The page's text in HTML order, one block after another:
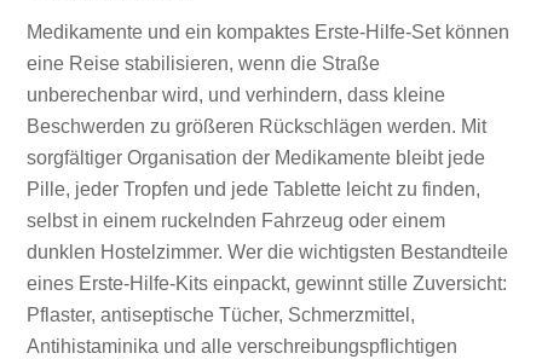
Medikamente und ein kompaktes Erste-Hilfe-Set können
eine Reise stabilisieren, wenn die Straße
unberechenbar wird, und verhindern, dass kleine
Beschwerden zu größeren Rückschlägen werden. Mit
sorgfältiger Organisation der Medikamente bleibt jede
Pille, jeder Tropfen und jede Tablette leicht zu finden,
selbst in einem ruckelnden Fahrzeug oder einem
dunklen Hostelzimmer. Wer die wichtigsten Bestandteile
eines Erste-Hilfe-Kits einpackt, gewinnt stille Zuversicht:
Pflaster, antiseptische Tücher, Schmerzmittel,
Antihistaminika und alle verschreibungspflichtigen